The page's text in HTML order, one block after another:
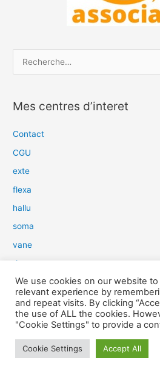
h
e
e
r
:
Mes centres d’interet
Contact
CGU
exte
flexa
hallu
soma
vane
dow
slim
aure
light
We use cookies on our website
relevant experience by
and repeat visits. By clicking
the use of ALL the cookies.
"Cookie Settings" to provide a
Cookie Settings Accept All